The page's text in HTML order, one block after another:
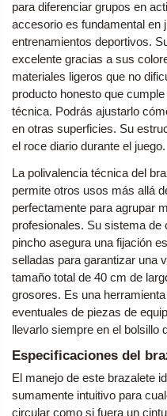
para diferenciar grupos en
accesorio es fundamental en
entrenamientos deportivos.
excelente gracias a sus
materiales ligeros que no
producto honesto que
técnica. Podrás ajustarlo
en otras superficies. Su
el roce diario durante el juego.
La polivalencia técnica del
permite otros usos más allá
perfectamente para agrupar
profesionales. Su sistema de
pincho asegura una fijación
selladas para garantizar una
tamaño total de 40 cm de
grosores. Es una
eventuales de piezas de
llevarlo siempre en el bolsillo
Especificaciones del
El manejo de este brazalete
sumamente intuitivo para
circular como si fuera un